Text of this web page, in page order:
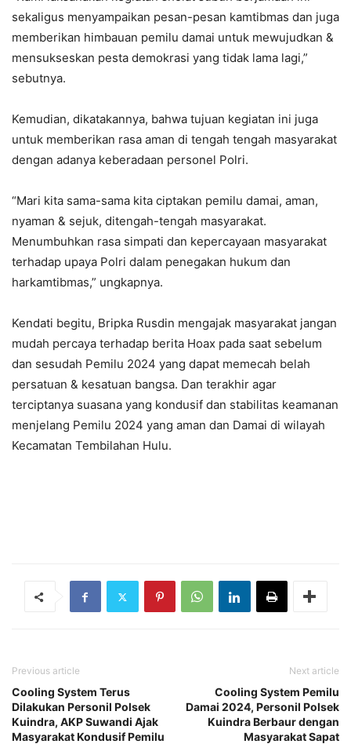
sekaligus menyampaikan pesan-pesan kamtibmas dan juga
memberikan himbauan pemilu damai untuk mewujudkan &
mensukseskan pesta demokrasi yang tidak lama lagi,”
sebutnya.
Kemudian, dikatakannya, bahwa tujuan kegiatan ini juga
untuk memberikan rasa aman di tengah tengah masyarakat
dengan adanya keberadaan personel Polri.
“Mari kita sama-sama kita ciptakan pemilu damai, aman,
nyaman & sejuk, ditengah-tengah masyarakat.
Menumbuhkan rasa simpati dan kepercayaan masyarakat
terhadap upaya Polri dalam penegakan hukum dan
harkamtibmas,” ungkapnya.
Kendati begitu, Bripka Rusdin mengajak masyarakat jangan
mudah percaya terhadap berita Hoax pada saat sebelum
dan sesudah Pemilu 2024 yang dapat memecah belah
persatuan & kesatuan bangsa. Dan terakhir agar
terciptanya suasana yang kondusif dan stabilitas keamanan
menjelang Pemilu 2024 yang aman dan Damai di wilayah
Kecamatan Tembilahan Hulu.
Previous article
Cooling System Terus
Dilakukan Personil Polsek
Kuindra, AKP Suwandi Ajak
Masyarakat Kondusif Pemilu
Next article
Cooling System Pemilu
Damai 2024, Personil Polsek
Kuindra Berbaur dengan
Masyarakat Sapat